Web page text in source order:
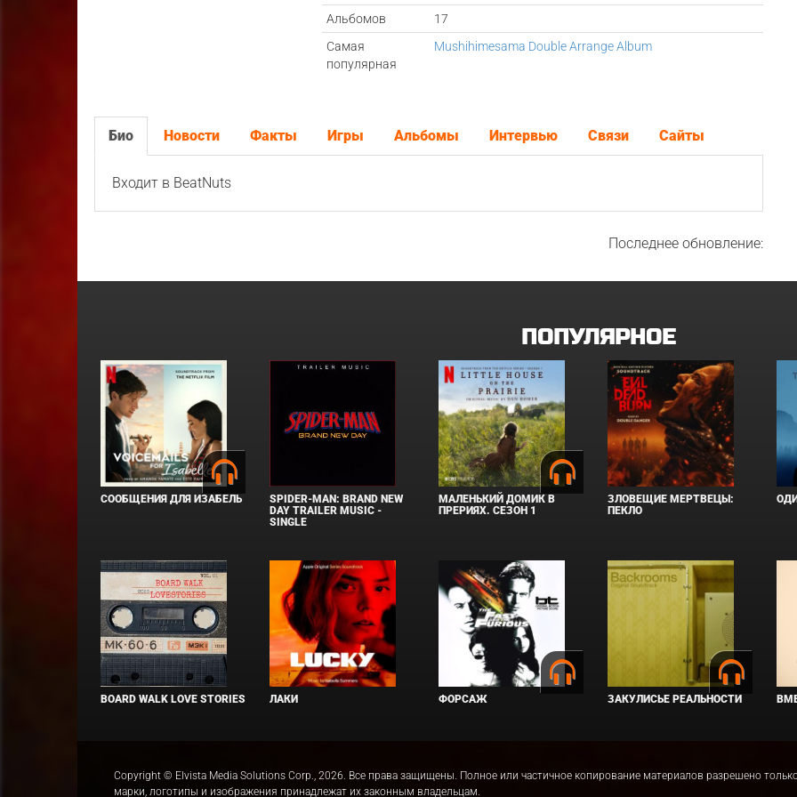
Альбомов
17
Самая
популярная
Mushihimesama Double Arrange Album
Био Новости Факты Игры Альбомы Интервью Связи Сайты
Входит в BeatNuts
Последнее обновление:
ПОПУЛЯРНОЕ
СООБЩЕНИЯ ДЛЯ ИЗАБЕЛЬ
SPIDER-MAN: BRAND NEW
DAY TRAILER MUSIC -
SINGLE
МАЛЕНЬКИЙ ДОМИК В
ПРЕРИЯХ. СЕЗОН 1
ЗЛОВЕЩИЕ МЕРТВЕЦЫ:
ПЕКЛО
BOARD WALK LOVE STORIES ЛАКИ ФОРСАЖ ЗАКУЛИСЬЕ РЕАЛЬНОСТИ
Copyright © Elvista Media Solutions Corp., 2026. Все права защищены. Полное или частичное копирование материалов разрешено
марки, логотипы и изображения принадлежат их законным владельцам.